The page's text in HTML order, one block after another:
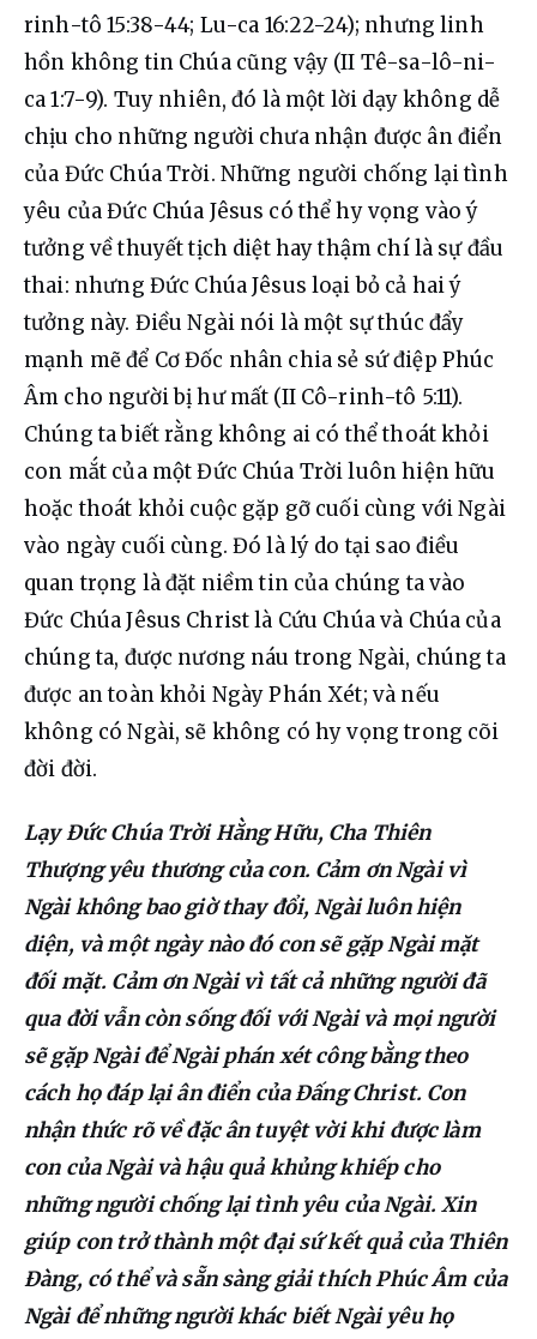
rinh-tô 15:38-44; Lu-ca 16:22-24); nhưng linh
hồn không tin Chúa cũng vậy (II Tê-sa-lô-ni-
ca 1:7-9). Tuy nhiên, đó là một lời dạy không dễ
chịu cho những người chưa nhận được ân điển
của Đức Chúa Trời. Những người chống lại tình
yêu của Đức Chúa Jêsus có thể hy vọng vào ý
tưởng về thuyết tịch diệt hay thậm chí là sự đầu
thai: nhưng Đức Chúa Jêsus loại bỏ cả hai ý
tưởng này. Điều Ngài nói là một sự thúc đẩy
mạnh mẽ để Cơ Đốc nhân chia sẻ sứ điệp Phúc
Âm cho người bị hư mất (II Cô-rinh-tô 5:11).
Chúng ta biết rằng không ai có thể thoát khỏi
con mắt của một Đức Chúa Trời luôn hiện hữu
hoặc thoát khỏi cuộc gặp gỡ cuối cùng với Ngài
vào ngày cuối cùng. Đó là lý do tại sao điều
quan trọng là đặt niềm tin của chúng ta vào
Đức Chúa Jêsus Christ là Cứu Chúa và Chúa của
chúng ta, được nương náu trong Ngài, chúng ta
được an toàn khỏi Ngày Phán Xét; và nếu
không có Ngài, sẽ không có hy vọng trong cõi
đời đời.
Lạy Đức Chúa Trời Hằng Hữu, Cha Thiên
Thượng yêu thương của con. Cảm ơn Ngài vì
Ngài không bao giờ thay đổi, Ngài luôn hiện
diện, và một ngày nào đó con sẽ gặp Ngài mặt
đối mặt. Cảm ơn Ngài vì tất cả những người đã
qua đời vẫn còn sống đối với Ngài và mọi người
sẽ gặp Ngài để Ngài phán xét công bằng theo
cách họ đáp lại ân điển của Đấng Christ. Con
nhận thức rõ về đặc ân tuyệt vời khi được làm
con của Ngài và hậu quả khủng khiếp cho
những người chống lại tình yêu của Ngài. Xin
giúp con trở thành một đại sứ kết quả của Thiên
Đàng, có thể và sẵn sàng giải thích Phúc Âm của
Ngài để những người khác biết Ngài yêu họ